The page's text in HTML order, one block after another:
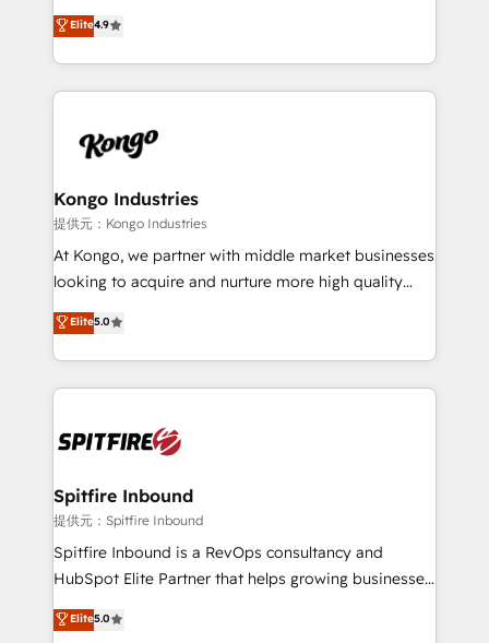
complex API integrations with external platforms.
Working from several campuses across Belgium, The
such as Brussels Airport, Volvo, Farmaline, Agilitas,
Streamz and Michelin.
latest innovations in disruptive technology in our
approach to web design, sales enablement and
inbound marketing that deliver month-on-month
growth for our client's businesses. These methods
exactly where your marketing budget is being used
and overall revenue to a level not feasible with
traditional methods. If you’re a frustrated marketing
manager or business owner sick of wasting budget
with generic agencies and their outdated methods,
just like yours attract more high-quality leads
throughout each stage of the buying cycle with
enable sales teams with the process, technology and
training to smash targets.
Elite4.9
Kongo Industries
提供元：Kongo Industries
At Kongo, we partner with middle market businesses
looking to acquire and nurture more high quality
leads. We use digital media, marketing cloud,
automation and software integration to drive sales
and, deliver clarity on marketing expenditure.
Elite5.0
Spitfire Inbound
提供元：Spitfire Inbound
Spitfire Inbound is a RevOps consultancy and
HubSpot Elite Partner that helps growing businesses
design predictable, scalable revenue-driving
strategies. With offices in South Africa and London,
Elite5.0